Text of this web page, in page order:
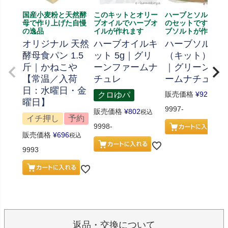
国産小麦粉と天然酵
母で作り上げた自慢
の逸品
オリジナル 天然
酵母食パン 1.5
斤｜かねこや
【常温／入荷
日：水曜日・金
曜日】
イチ押し 予約
販売価格 ¥696税込
9993
このキットとオリー
ブオイルでハーブオ
イルが作れます
ハーブオイルキ
ット 5g｜グリ
ーンファームナ
チュレ
クロゆパ
販売価格 ¥802税込
9998-
ハーブとソルト、
のセットです、ハ
ブソルトが作れま
ハーブソルト
（キット） 70g
｜グリーンフ
ームナチュレ
販売価格 ¥926
9997-
返品・交換について